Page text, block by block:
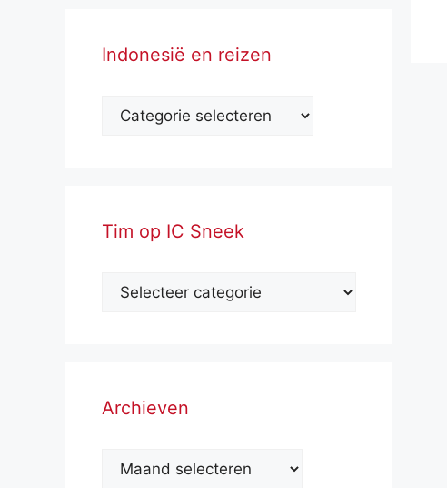
Indonesië en reizen
Tim op IC Sneek
Archieven
Archieven